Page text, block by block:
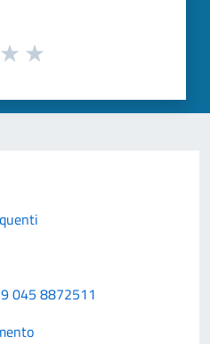
045 8872511